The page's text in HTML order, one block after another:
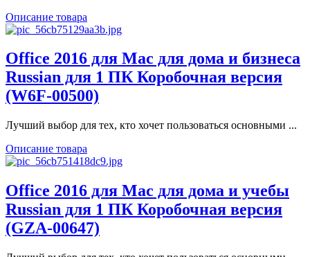
Описание товара
Office 2016 для Mac для дома и бизнеса
Russian для 1 ПК Коробочная версия
(W6F-00500)
Лучший выбор для тех, кто хочет пользоваться основными ...
Описание товара
Office 2016 для Mac для дома и учебы
Russian для 1 ПК Коробочная версия
(GZA-00647)